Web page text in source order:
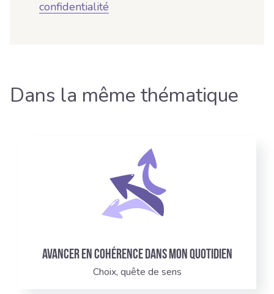
confidentialité
Dans la même thématique
Avancer en cohérence dans mon quotidien
Choix, quête de sens